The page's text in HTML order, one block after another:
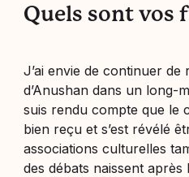
Quels sont vos
J’ai envie de continuer de
d’Anushan dans un long-
suis rendu compte que le
bien reçu et s’est révélé
associations culturelles
des débats naissent après